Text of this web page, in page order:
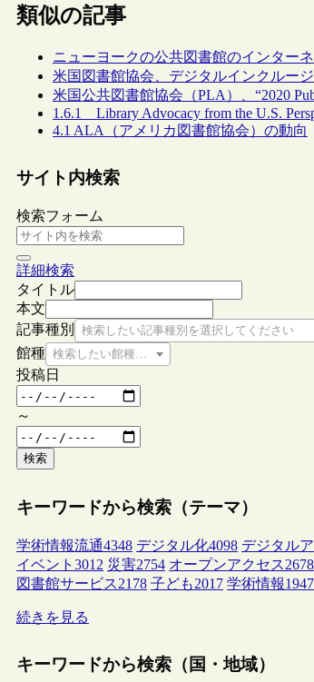
類似の記事
ニューヨークの公共図書館のインター
米国図書館協会、デジタルインクルー
米国公共図書館協会（PLA）、“2020
1.6.1 Library Advocacy from the U.S.
4.1 ALA（アメリカ図書館協会）の動向
サイト内検索
検索フォーム
詳細検索
タイトル
本文
記事種別
検索したい記事種別を選択してください
館種 検索したい館種を選択してください
投稿日
～
検索
キーワードから検索（テーマ）
学術情報流通4348 デジタル化4098 デジタル
イベント 3012 災害2754 オープンアクセス2678
図書館サービス2178 子ども2017 学術情報1947
続きを見る
キーワードから検索（国・地域）